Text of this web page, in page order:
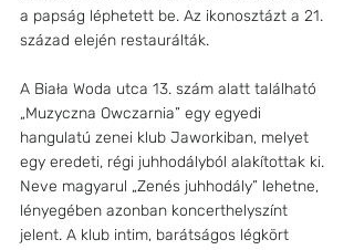
a papság léphetett be. Az ikonosztázt a 21.
század elején restaurálták.
A Biała Woda utca 13. szám alatt található
„Muzyczna Owczarnia” egy egyedi
hangulatú zenei klub Jaworkiban, melyet
egy eredeti, régi juhhodályból alakítottak ki.
Neve magyarul „Zenés juhhodály” lehetne,
lényegében azonban koncerthelyszínt
jelent. A klub intim, barátságos légkört